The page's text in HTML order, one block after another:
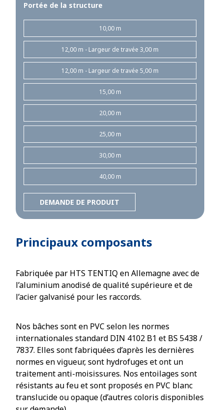
Portée de la structure
10,00 m
12,00 m - Largeur de travée 3,00 m
12,00 m - Largeur de travée 5,00 m
15,00 m
20,00 m
25,00 m
30,00 m
40,00 m
DEMANDE DE PRODUIT
Principaux composants
Fabriquée par HTS TENTIQ en Allemagne avec de
l’aluminium anodisé de qualité supérieure et de
l’acier galvanisé pour les raccords.
Nos bâches sont en PVC selon les normes
internationales standard DIN 4102 B1 et BS 5438 /
7837. Elles sont fabriquées d’après les dernières
normes en vigueur, sont hydrofuges et ont un
traitement anti-moisissures. Nos entoilages sont
résistants au feu et sont proposés en PVC blanc
translucide ou opaque (d’autres coloris disponibles